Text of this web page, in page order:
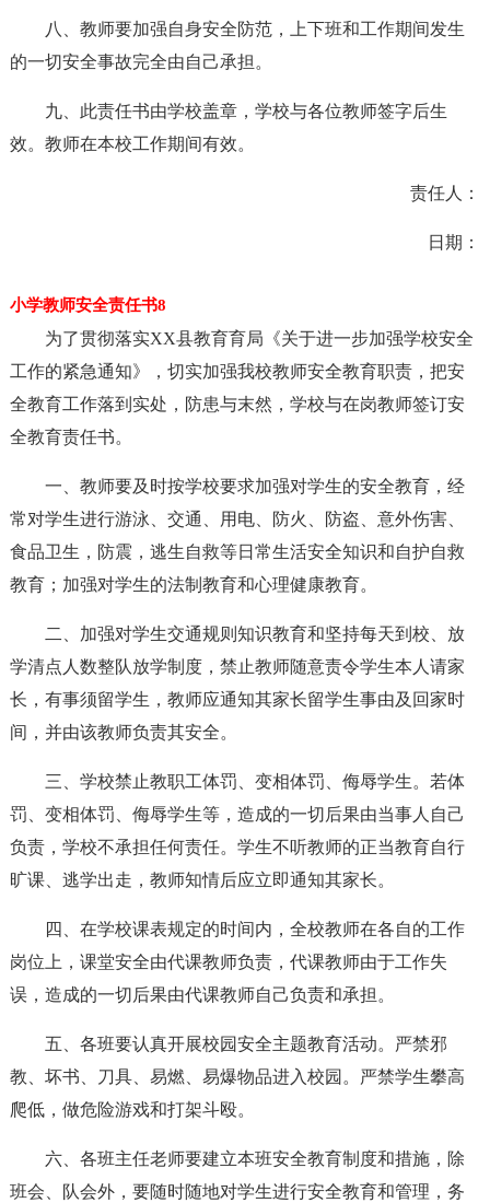
八、教师要加强自身安全防范，上下班和工作期间发生
的一切安全事故完全由自己承担。
九、此责任书由学校盖章，学校与各位教师签字后生
效。教师在本校工作期间有效。
责任人：
日期：
小学教师安全责任书8
为了贯彻落实XX县教育育局《关于进一步加强学校安全
工作的紧急通知》，切实加强我校教师安全教育职责，把安
全教育工作落到实处，防患与末然，学校与在岗教师签订安
全教育责任书。
一、教师要及时按学校要求加强对学生的安全教育，经
常对学生进行游泳、交通、用电、防火、防盗、意外伤害、
食品卫生，防震，逃生自救等日常生活安全知识和自护自救
教育；加强对学生的法制教育和心理健康教育。
二、加强对学生交通规则知识教育和坚持每天到校、放
学清点人数整队放学制度，禁止教师随意责令学生本人请家
长，有事须留学生，教师应通知其家长留学生事由及回家时
间，并由该教师负责其安全。
三、学校禁止教职工体罚、变相体罚、侮辱学生。若体
罚、变相体罚、侮辱学生等，造成的一切后果由当事人自己
负责，学校不承担任何责任。学生不听教师的正当教育自行
旷课、逃学出走，教师知情后应立即通知其家长。
四、在学校课表规定的时间内，全校教师在各自的工作
岗位上，课堂安全由代课教师负责，代课教师由于工作失
误，造成的一切后果由代课教师自己负责和承担。
五、各班要认真开展校园安全主题教育活动。严禁邪
教、坏书、刀具、易燃、易爆物品进入校园。严禁学生攀高
爬低，做危险游戏和打架斗殴。
六、各班主任老师要建立本班安全教育制度和措施，除
班会、队会外，要随时随地对学生进行安全教育和管理，务